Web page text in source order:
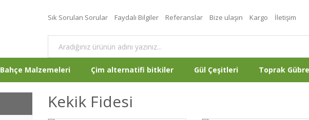
Sık Sorulan Sorular Faydalı Bilgiler Referanslar Bize ulaşın Kargo İletişim
Bahçe Malzemeleri Çim alternatifi bitkiler Gül Çeşitleri Toprak Gübre
Kekik Fidesi